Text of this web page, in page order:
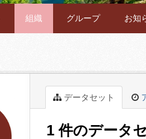
組織 グループ お知
データセット
1 件のデータ